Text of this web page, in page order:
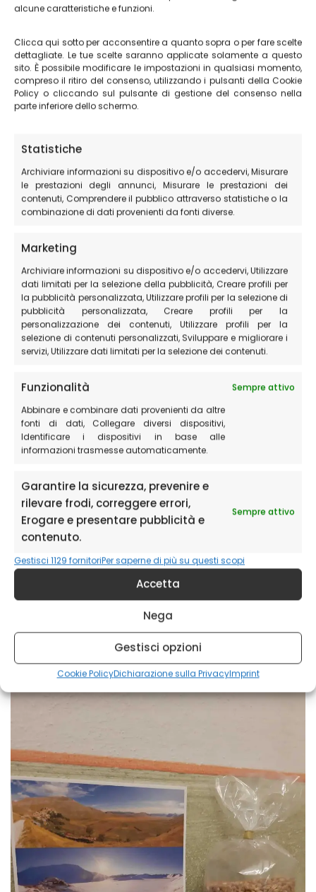
alcune caratteristiche e funzioni.
Clicca qui sotto per acconsentire a quanto sopra o per fare scelte
dettagliate. Le tue scelte saranno applicate solamente a questo
sito. È possibile modificare le impostazioni in qualsiasi momento,
compreso il ritiro del consenso, utilizzando i pulsanti della Cookie
Policy o cliccando sul pulsante di gestione del consenso nella
parte inferiore dello schermo.
Statistiche
Archiviare informazioni su dispositivo e/o accedervi, Misurare
le prestazioni degli annunci, Misurare le prestazioni dei
contenuti, Comprendere il pubblico attraverso statistiche o la
combinazione di dati provenienti da fonti diverse.
Marketing
Archiviare informazioni su dispositivo e/o accedervi, Utilizzare
dati limitati per la selezione della pubblicità, Creare profili per
la pubblicità personalizzata, Utilizzare profili per la selezione di
pubblicità personalizzata, Creare profili per la
personalizzazione dei contenuti, Utilizzare profili per la
selezione di contenuti personalizzati, Sviluppare e migliorare i
servizi, Utilizzare dati limitati per la selezione dei contenuti.
Funzionalità
Sempre attivo
Abbinare e combinare dati provenienti da altre
fonti di dati, Collegare diversi dispositivi,
Identificare i dispositivi in base alle
informazioni trasmesse automaticamente.
Garantire la sicurezza, prevenire e
rilevare frodi, correggere errori,
Erogare e presentare pubblicità e
contenuto.
Sempre attivo
Gestisci 1129 fornitoriPer saperne di più su questi scopi
Accetta
Nega
Gestisci opzioni
Cookie PolicyDichiarazione sulla PrivacyImprint